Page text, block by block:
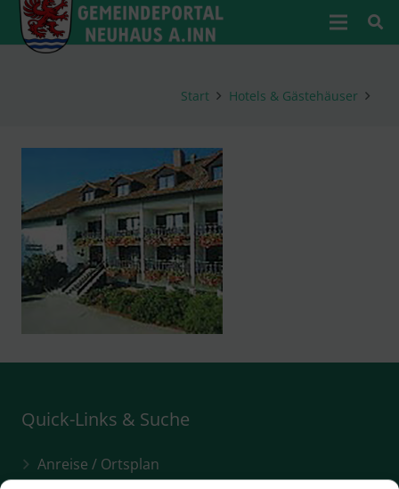
Start Hotels & Gästehäuser
Quick-Links & Suche
Anreise / Ortsplan